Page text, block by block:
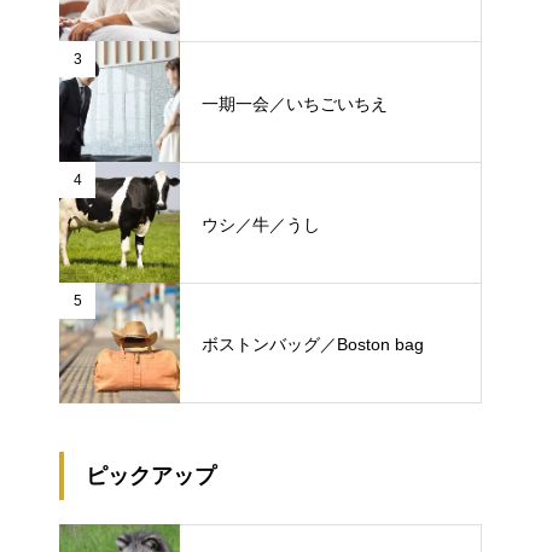
3
一期一会／いちごいちえ
4
ウシ／牛／うし
5
ボストンバッグ／Boston bag
ピックアップ